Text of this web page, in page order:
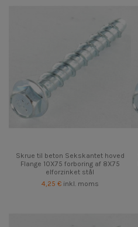
Skrue til beton Sekskantet hoved
Flange 10X75 forboring af 8X75
elforzinket stål
4,25 € inkl. moms